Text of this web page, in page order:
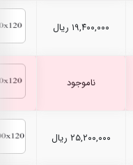
۱۹,۴۰۰,۰۰۰ ریال
ناموجود
۲۵,۲۰۰,۰۰۰ ریال